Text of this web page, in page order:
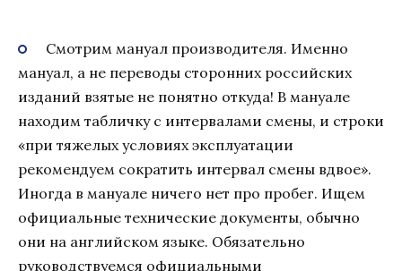
Смотрим мануал производителя. Именно
мануал, а не переводы сторонних российских
изданий взятые не понятно откуда! В мануале
находим табличку с интервалами смены, и строки
«при тяжелых условиях эксплуатации
рекомендуем сократить интервал смены вдвое».
Иногда в мануале ничего нет про пробег. Ищем
официальные технические документы, обычно
они на английском языке. Обязательно
руководствуемся официальными